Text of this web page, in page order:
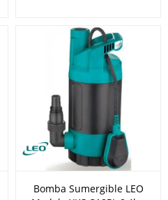
Bomba Sumergible LEO